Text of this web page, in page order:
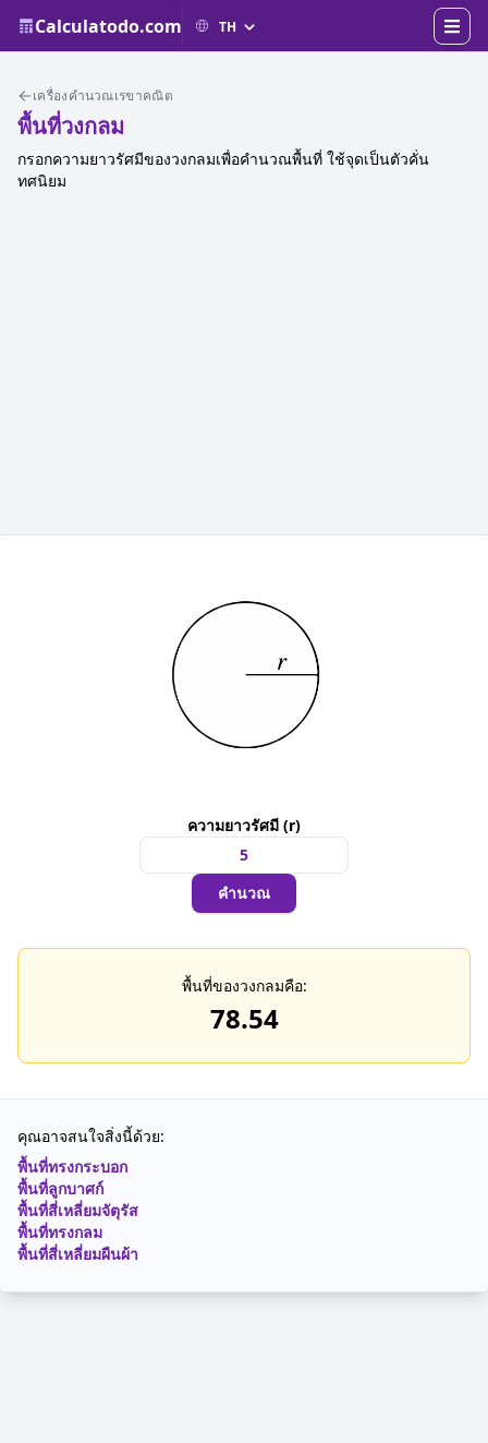
Calculatodo.com
เครื่องคำนวณเรขาคณิต
พื้นที่วงกลม
กรอกความยาวรัศมีของวงกลมเพื่อคำนวณพื้นที่ ใช้จุดเป็นตัวคั่น
ทศนิยม
ความยาวรัศมี (r)
คำนวณ
พื้นที่ของวงกลมคือ:
78.54
คุณอาจสนใจสิ่งนี้ด้วย:
พื้นที่ทรงกระบอก
พื้นที่ลูกบาศก์
พื้นที่สี่เหลี่ยมจัตุรัส
พื้นที่ทรงกลม
พื้นที่สี่เหลี่ยมผืนผ้า